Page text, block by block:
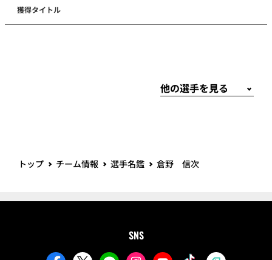
獲得タイトル
トップ チーム情報 選手名鑑 倉野 信次
SNS